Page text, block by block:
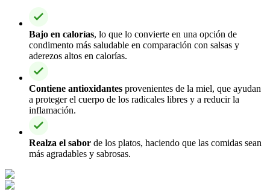
Bajo en calorías, lo que lo convierte en una opción de
condimento más saludable en comparación con salsas y
aderezos altos en calorías.
Contiene antioxidantes provenientes de la miel, que ayudan
a proteger el cuerpo de los radicales libres y a reducir la
inflamación.
Realza el sabor de los platos, haciendo que las comidas sean
más agradables y sabrosas.